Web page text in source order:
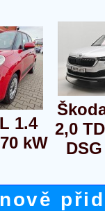
1.4
kW
2,0